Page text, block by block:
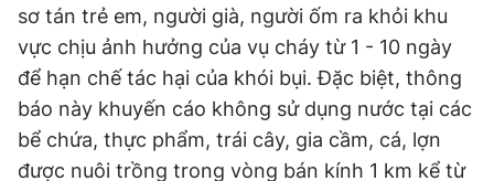
sơ tán trẻ em, người già, người ốm ra khỏi khu
vực chịu ảnh hưởng của vụ cháy từ 1 - 10 ngày
để hạn chế tác hại của khói bụi. Đặc biệt, thông
báo này khuyến cáo không sử dụng nước tại các
bể chứa, thực phẩm, trái cây, gia cầm, cá, lợn
được nuôi trồng trong vòng bán kính 1 km kể từ